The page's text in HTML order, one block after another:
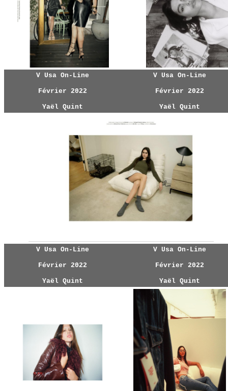
V Usa On-Line
Février 2022
Yaël Quint
V Usa On-Line
Février 2022
Yaël Quint
V Usa On-Line
Février 2022
Yaël Quint
V Usa On-Line
Février 2022
Yaël Quint